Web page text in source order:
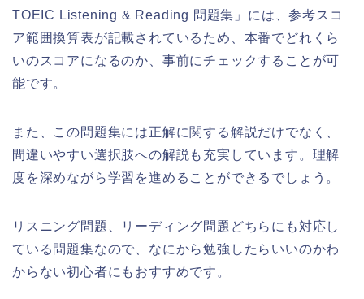
TOEIC Listening & Reading 問題集」には、参考スコ
ア範囲換算表が記載されているため、本番でどれくら
いのスコアになるのか、事前にチェックすることが可
能です。
また、この問題集には正解に関する解説だけでなく、
間違いやすい選択肢への解説も充実しています。理解
度を深めながら学習を進めることができるでしょう。
リスニング問題、リーディング問題どちらにも対応し
ている問題集なので、なにから勉強したらいいのかわ
からない初心者にもおすすめです。